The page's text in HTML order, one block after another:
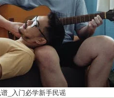
_入门必学新手民谣